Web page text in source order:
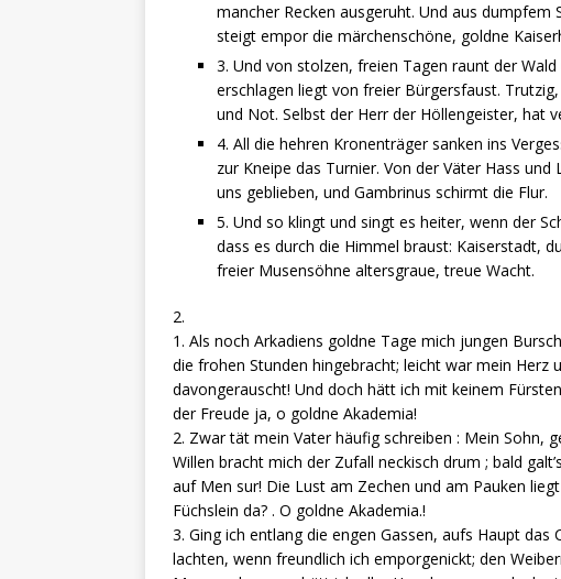
mancher Recken ausgeruht. Und aus dumpfem
steigt empor die märchenschöne, goldne
3. Und von stolzen, freien Tagen raunt der
erschlagen liegt von freier Bürgersfaust.
und Not. Selbst der Herr der Höllengeister, hat
4. All die hehren Kronenträger sanken ins
zur Kneipe das Turnier. Von der Väter Hass
uns geblieben, und Gambrinus schirmt die Flur.
5. Und so klingt und singt es heiter, wenn der
dass es durch die Himmel braust: Kaiserstadt,
freier Musensöhne altersgraue, treue Wacht.
2.
1. Als noch Arkadiens goldne Tage mich jungen
die frohen Stunden hingebracht; leicht war mein Herz
davongerauscht! Und doch hätt ich mit keinem
der Freude ja, o goldne Akademia!
2. Zwar tät mein Vater häufig schreiben : Mein Sohn,
Willen bracht mich der Zufall neckisch drum ; bald
auf Men sur! Die Lust am Zechen und am Pauken
Füchslein da? . O goldne Akademia.!
3. Ging ich entlang die engen Gassen, aufs Haupt
lachten, wenn freundlich ich emporgenickt; den